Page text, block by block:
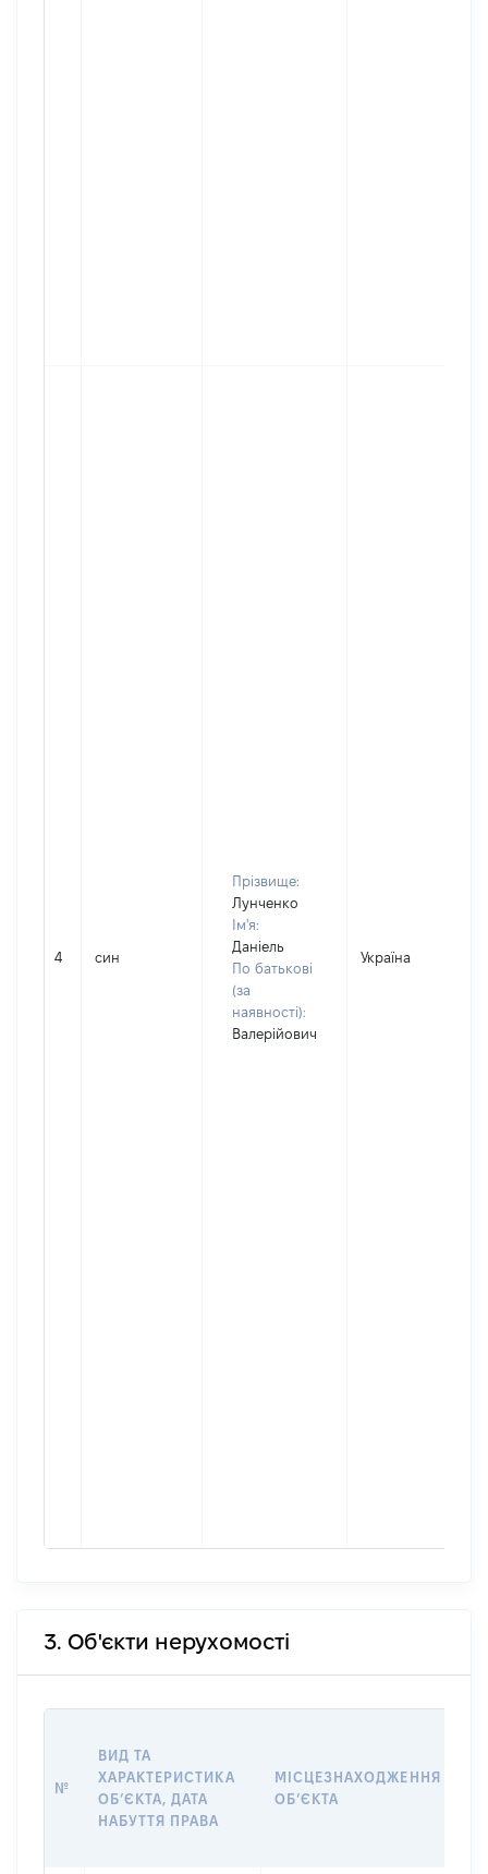
4 син
Прізвище:
Лунченко
Ім'я:
Даніель
По батькові
(за
наявності):
Валерійович
Україна
3. Об'єкти нерухомості
№
ВИД ТА
ХАРАКТЕРИСТИКА
ОБʼЄКТА, ДАТА
НАБУТТЯ ПРАВА
МІСЦЕЗНАХОДЖЕННЯ
ОБʼЄКТА